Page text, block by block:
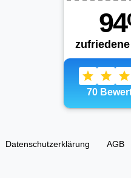
Daten­schutz­erklärung AGB